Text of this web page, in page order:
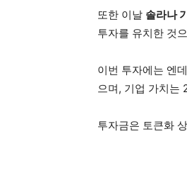
또한 이날 솔라나
투자를 유치한 것
이번 투자에는 엔
으며, 기업 가치는
투자금은 토큰화